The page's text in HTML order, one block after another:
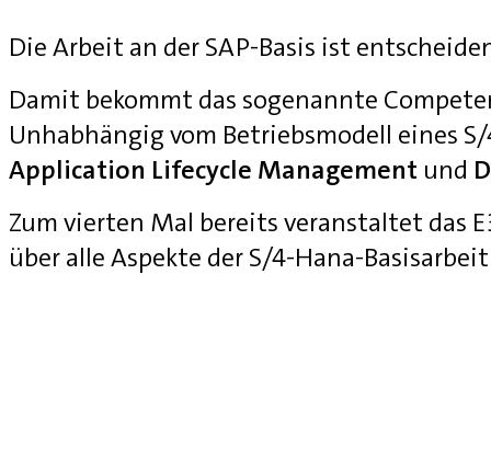
Die Arbeit an der SAP-Basis ist
Damit bekommt das sogenannte
Unhabhängig vom Betriebsmodell eines
Application Lifecycle Management und
Zum vierten Mal bereits veranstaltet das
über alle Aspekte der S/4-Hana-